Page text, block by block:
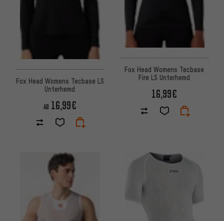
Fox Head Womens Tecbase LS
Unterhemd
AB 16,99€
Fox Head Womens Tecbase
Fire LS Unterhemd
16,99€